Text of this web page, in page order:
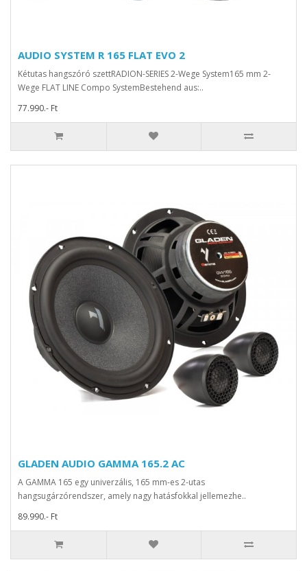
AUDIO SYSTEM R 165 FLAT EVO 2
Kétutas hangszóró szettRADION-SERIES 2-Wege System165 mm 2-
Wege FLAT LINE Compo SystemBestehend aus:..
77.990.- Ft
GLADEN AUDIO GAMMA 165.2 AC
A GAMMA 165 egy univerzális, 165 mm-es 2-utas
hangsugárzórendszer, amely nagy hatásfokkal jellemezhe..
89.990.- Ft